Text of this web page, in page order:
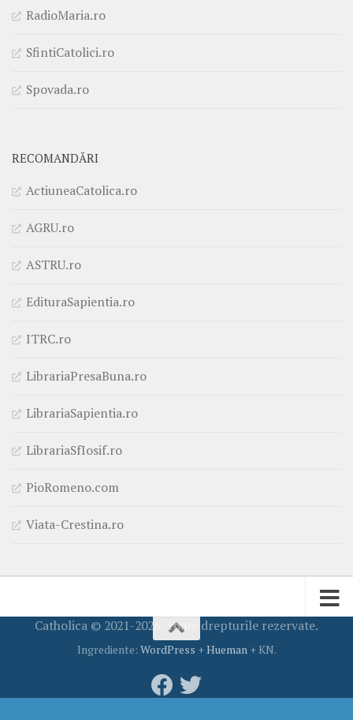
RadioMaria.ro
SfintiCatolici.ro
Spovada.ro
RECOMANDĂRI
ActiuneaCatolica.ro
AGRU.ro
ASTRU.ro
EdituraSapientia.ro
ITRC.ro
LibrariaPresaBuna.ro
LibrariaSapientia.ro
LibrariaSfIosif.ro
PioRomeno.com
Viata-Crestina.ro
Catholica © 2021-2026. Toate drepturile rezervate.
Ingrediente: WordPress +Hueman+ KN.